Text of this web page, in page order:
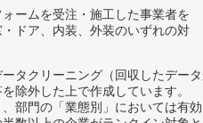
ームを受注・施工した事業者を
ドア、内装、外装のいずれの対
タクリーニング（回収したデータ
除外した上で作成しています。
部門の「業態別」においては有